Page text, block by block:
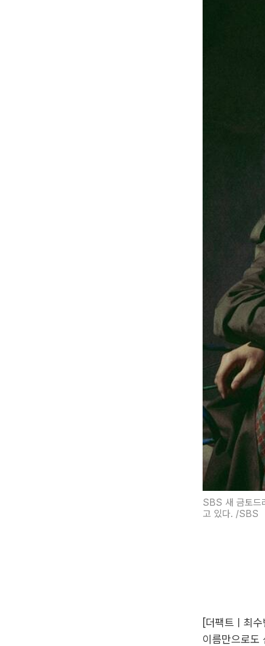
SBS 새 금토드
고 있다. /SBS
[더팩트ㅣ최
이름만으로도